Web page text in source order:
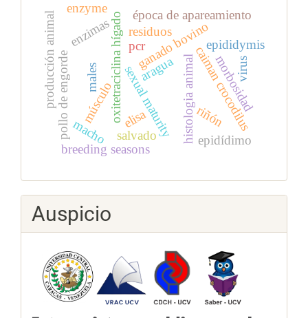
ganado bovino
oxitetraciclina hígado
músculo riñón
residuos
histologia animalcaiman crocodilus
epidídimo
época de apareamiento
macho
epididymis
breeding seasons
males sexual maturity
pollo de engorde
enzimas
salvado
producción animal aragua
enzyme
elisa
morbosidad
virus
pcr
Auspicio